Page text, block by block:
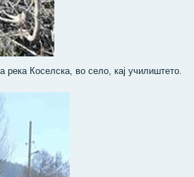
река Коселска, во село, кај училиштето.